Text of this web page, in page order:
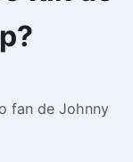
fan de Johnny